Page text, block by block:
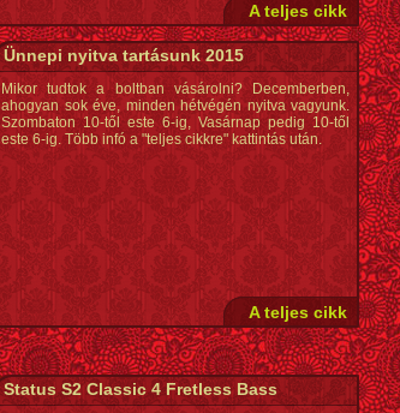
A teljes cikk
Ünnepi nyitva tartásunk 2015
Mikor tudtok a boltban vásárolni? Decemberben,
ahogyan sok éve, minden hétvégén nyitva vagyunk.
Szombaton 10-től este 6-ig, Vasárnap pedig 10-től
este 6-ig. Több infó a "teljes cikkre" kattintás után.
A teljes cikk
Status S2 Classic 4 Fretless Bass